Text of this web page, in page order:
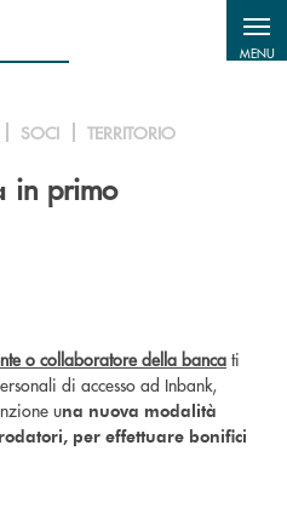
MENU
SOCI TERRITORIO
in primo
o collaboratore della banca ti
di accesso ad Inbank,
una nuova modalità
per effettuare bonifici